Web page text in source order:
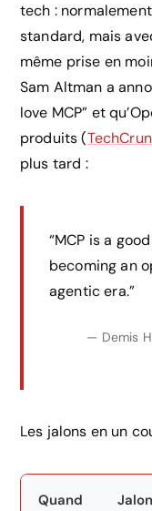
tech :
standard, mais
même prise en
Sam Altman a
love MCP” et
produits (
plus tard :
“MCP is a
becoming an
agentic era.”
— Demis
Les jalons en un
Quand Jalon